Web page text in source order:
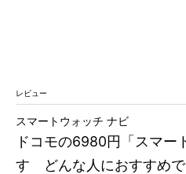
レビュー
ドコモの6980円「スマー
す どんな人におすすめで
スマートウォッチ ナビ